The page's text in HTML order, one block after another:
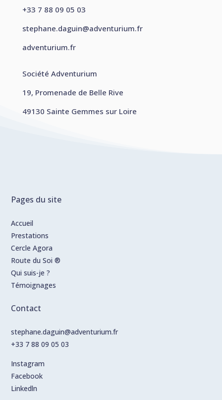
+33 7 88 09 05 03
stephane.daguin@adventurium.fr
adventurium.fr
Société Adventurium
19, Promenade de Belle Rive
49130 Sainte Gemmes sur Loire
Pages du site
Accueil
Prestations
Cercle Agora
Route du Soi ®
Qui suis-je ?
Témoignages
Contact
stephane.daguin@adventurium.fr
+33 7 88 09 05 03
Instagram
Facebook
Linkedln